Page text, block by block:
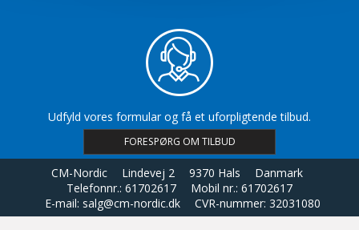
Udfyld vores formular og få et uforpligtende tilbud.
FORESPØRG OM TILBUD
CM-Nordic Lindevej 2 9370 Hals
Danmark
Telefonnr.: 61702617 Mobil nr.: 61702617
E-mail: salg@cm-nordic.dk CVR-nummer: 32031080